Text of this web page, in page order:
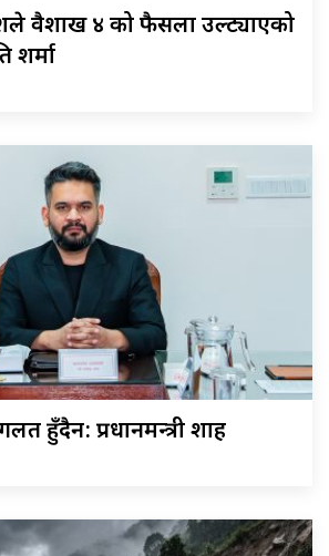
वैशाख ४ को फैसला उल्ट्याएको
शर्मा
हुँदैन: प्रधानमन्त्री शाह